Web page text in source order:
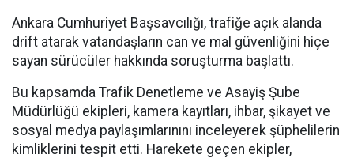
Ankara Cumhuriyet Başsavcılığı, trafiğe açık alanda
drift atarak vatandaşların can ve mal güvenliğini hiçe
sayan sürücüler hakkında soruşturma başlattı.
Bu kapsamda Trafik Denetleme ve Asayiş Şube
Müdürlüğü ekipleri, kamera kayıtları, ihbar, şikayet ve
sosyal medya paylaşımlarınını inceleyerek şüphelilerin
kimliklerini tespit etti. Harekete geçen ekipler,